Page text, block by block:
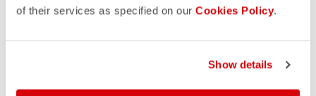
of their services as specified on our Cookies Policy.
Show details
TOUT JERSEYS
VESTS BIBSHORTS